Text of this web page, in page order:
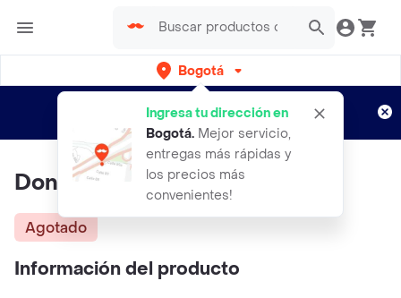
Bogotá
Ingresa tu dirección en
Bogotá. Mejor servicio,
entregas más rápidas y
los precios más
convenientes!
envíos gratis por semanas
Aplican TyC
Don Chicharron Bbq
Agotado
Información del producto